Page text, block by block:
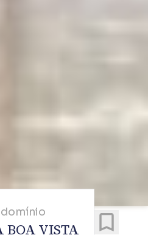
BOA VISTA